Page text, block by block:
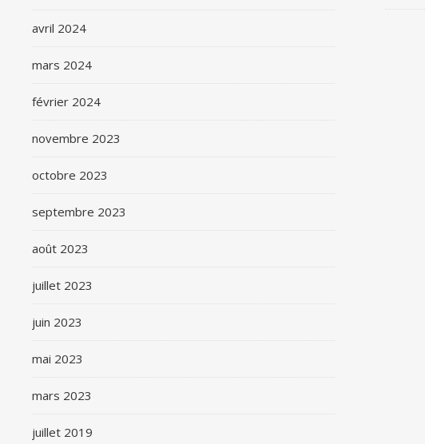
avril 2024
mars 2024
février 2024
novembre 2023
octobre 2023
septembre 2023
août 2023
juillet 2023
juin 2023
mai 2023
mars 2023
juillet 2019